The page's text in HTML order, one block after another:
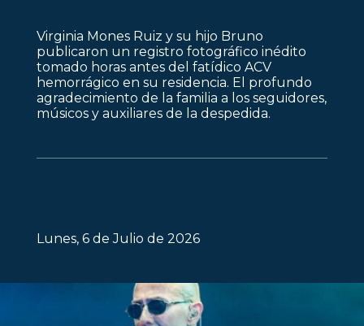
Virginia Mones Ruiz y su hijo Bruno
publicaron un registro fotográfico inédito
tomado horas antes del fatídico ACV
hemorrágico en su residencia. El profundo
agradecimiento de la familia a los seguidores,
músicos y auxiliares de la despedida.
Lunes, 6 de Julio de 2026